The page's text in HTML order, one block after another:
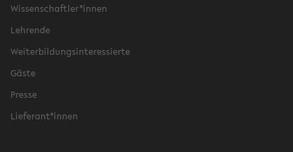
Wissenschaftler*innen
Lehrende
Weiterbildungsinteressierte
Gäste
Presse
Lieferant*innen